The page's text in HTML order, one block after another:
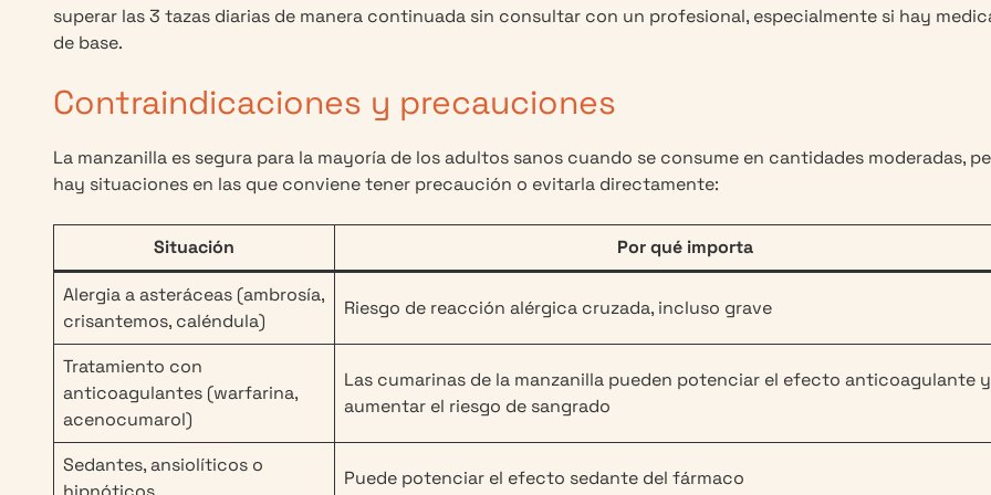
superar las 3 tazas diarias de manera continuada sin consultar con un profesional, especialmente si hay
de base.
Contraindicaciones y precauciones
La manzanilla es segura para la mayoría de los adultos sanos cuando se consume en cantidades moderadas,
hay situaciones en las que conviene tener precaución o evitarla directamente:
Situación Por qué importa
Alergia a asteráceas (ambrosía,
crisantemos, caléndula)
Riesgo de reacción alérgica cruzada, incluso grave
Tratamiento con
anticoagulantes (warfarina,
acenocumarol)
Las cumarinas de la manzanilla pueden potenciar el efecto anticoagulante y
aumentar el riesgo de sangrado
Sedantes, ansiolíticos o
Puede potenciar el efecto sedante del fármaco